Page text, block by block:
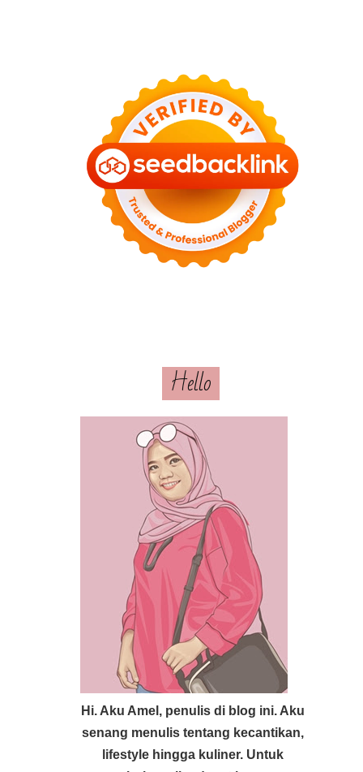
Hello
Hi. Aku Amel, penulis di blog ini. Aku
senang menulis tentang kecantikan,
lifestyle hingga kuliner. Untuk